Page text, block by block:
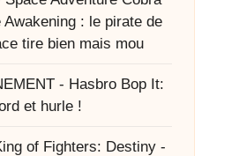
Awakening : le pirate de
tire bien mais mou
- Hasbro Bop It:
et hurle !
of Fighters: Destiny -